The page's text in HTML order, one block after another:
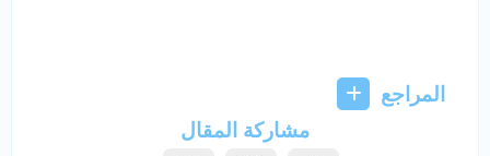
المراجع
مشاركة المقال